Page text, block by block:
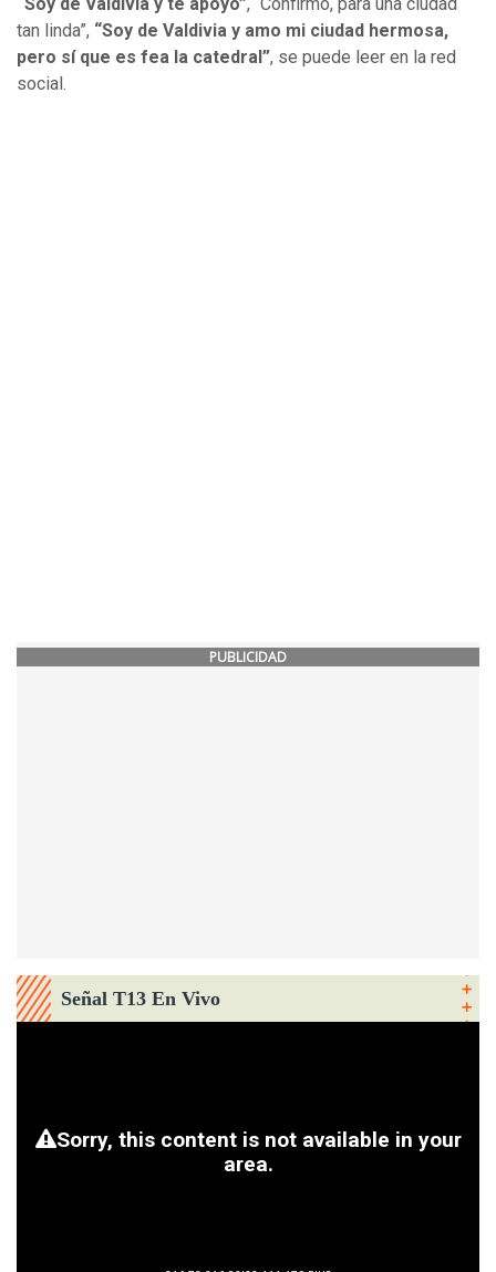
“Soy de Valdivia y te apoyo”, “Confirmo, para una ciudad
tan linda”, “Soy de Valdivia y amo mi ciudad hermosa,
pero sí que es fea la catedral”, se puede leer en la red
social.
PUBLICIDAD
Señal T13 En Vivo